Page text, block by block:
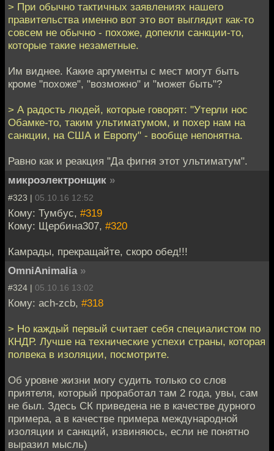
> При обычно тактичных заявлениях нашего
правительства именно вот это вот выглядит как-то
совсем не обычно - похоже, допекли санкции-то,
которые такие незаметные.
Им виднее. Какие аргументы с мест могут быть
кроме "похоже", "возможно" и "может быть"?
> А радость людей, которые говорят: "Утерли нос
Обамке-то, таким ультиматумом, и похер нам на
санкции, на США и Европу" - вообще непонятна.
Равно как и реакция "Да фигня этот ультиматум".
микроэлектронщик »
#323 | 05.10.16 12:52
Кому: Тумбус, #319
Кому: Щербина307, #320
Камрады, прекращайте, скоро обед!!!
OmniAnimalia »
#324 | 05.10.16 13:02
Кому: ach-zcb, #318
> Но каждый первый считает себя специалистом по
КНДР. Лучше на технические успехи страны, которая
полвека в изоляции, посмотрите.
Об уровне жизни могу судить только со слов
приятеля, который проработал там 2 года, увы, сам
не был. Здесь СК приведена не в качестве дурного
примера, а в качестве примера международной
изоляции и санкций, извиняюсь, если не понятно
выразил мысль)